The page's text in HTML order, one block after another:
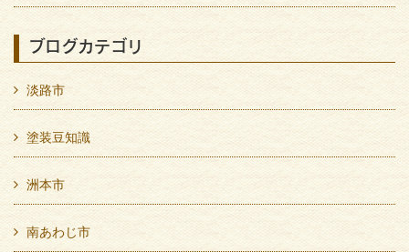
ブログカテゴリ
淡路市
塗装豆知識
洲本市
南あわじ市